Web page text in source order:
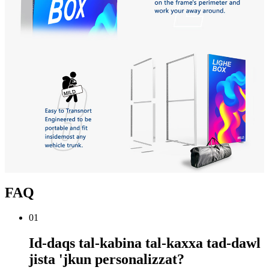
FAQ
01
Id-daqs tal-kabina tal-kaxxa tad-dawl
jista 'jkun personalizzat?